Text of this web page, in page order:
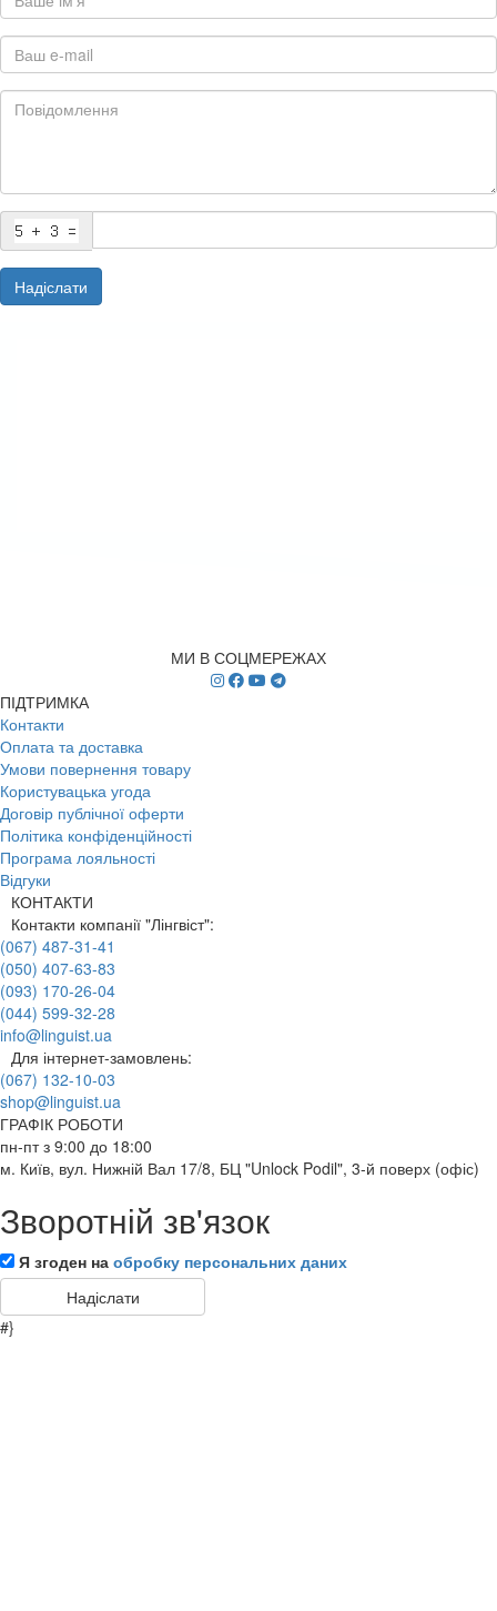
Надіслати
МИ В СОЦМЕРЕЖАХ
ПІДТРИМКА
Контакти
Оплата та доставка
Умови повернення товару
Користувацька угода
Договір публічної оферти
Політика конфіденційності
Програма лояльності
Відгуки
КОНТАКТИ
Контакти компанії "Лінгвіст":
(067) 487-31-41
(050) 407-63-83
(093) 170-26-04
(044) 599-32-28
info@linguist.ua
Для інтернет-замовлень:
(067) 132-10-03
shop@linguist.ua
ГРАФІК РОБОТИ
пн-пт з 9:00 до 18:00
м. Київ, вул. Нижній Вал 17/8, БЦ "Unlock Podil", 3-й поверх (офіс)
Зворотній зв'язок
Я згоден на обробку персональних даних
#}